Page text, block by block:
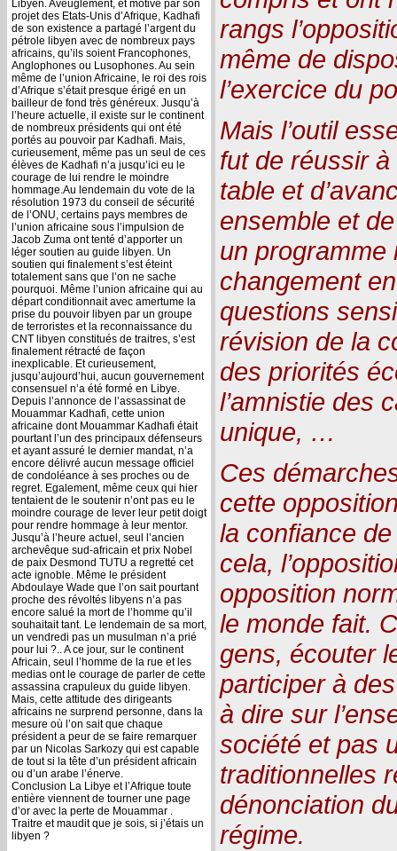
Libyen. Aveuglement, et motivé par son
projet des Etats-Unis d’Afrique, Kadhafi
de son existence a partagé l’argent du
pétrole libyen avec de nombreux pays
africains, qu’ils soient Francophones,
Anglophones ou Lusophones. Au sein
même de l’union Africaine, le roi des rois
d’Afrique s’était presque érigé en un
bailleur de fond très généreux. Jusqu’à
l’heure actuelle, il existe sur le continent
de nombreux présidents qui ont été
portés au pouvoir par Kadhafi. Mais,
curieusement, même pas un seul de ces
élèves de Kadhafi n’a jusqu’ici eu le
courage de lui rendre le moindre
hommage.Au lendemain du vote de la
résolution 1973 du conseil de sécurité
de l’ONU, certains pays membres de
l’union africaine sous l’impulsion de
Jacob Zuma ont tenté d’apporter un
léger soutien au guide libyen. Un
soutien qui finalement s’est éteint
totalement sans que l’on ne sache
pourquoi. Même l’union africaine qui au
départ conditionnait avec amertume la
prise du pouvoir libyen par un groupe
de terroristes et la reconnaissance du
CNT libyen constitués de traitres, s’est
finalement rétracté de façon
inexplicable. Et curieusement,
jusqu’aujourd’hui, aucun gouvernement
consensuel n’a été formé en Libye.
Depuis l’annonce de l’assassinat de
Mouammar Kadhafi, cette union
africaine dont Mouammar Kadhafi était
pourtant l’un des principaux défenseurs
et ayant assuré le dernier mandat, n’a
encore délivré aucun message officiel
de condoléance à ses proches ou de
regret. Egalement, même ceux qui hier
tentaient de le soutenir n’ont pas eu le
moindre courage de lever leur petit doigt
pour rendre hommage à leur mentor.
Jusqu’à l’heure actuel, seul l’ancien
archevêque sud-africain et prix Nobel
de paix Desmond TUTU a regretté cet
acte ignoble. Même le président
Abdoulaye Wade que l’on sait pourtant
proche des révoltés libyens n’a pas
encore salué la mort de l’homme qu’il
souhaitait tant. Le lendemain de sa mort,
un vendredi pas un musulman n’a prié
pour lui ?.. A ce jour, sur le continent
Africain, seul l’homme de la rue et les
medias ont le courage de parler de cette
assassina crapuleux du guide libyen.
Mais, cette attitude des dirigeants
africains ne surprend personne, dans la
mesure où l’on sait que chaque
président a peur de se faire remarquer
par un Nicolas Sarkozy qui est capable
de tout si la tête d’un président africain
ou d’un arabe l’énerve.
Conclusion La Libye et l’Afrique toute
entière viennent de tourner une page
d’or avec la perte de Mouammar .
Traitre et maudit que je sois, si j’étais un
libyen ?
rangs
même de
l’exercice du
Mais l’outil
fut de réussir à
table et
ensemble et
un programme
changement
questions
révision de la
des priorités
l’amnistie des
unique, …
Ces
cette
la confiance
cela,
opposition
le monde fait.
gens, écouter
participer à
à dire sur
société et pas
traditionnelles
dénonciation
régime.